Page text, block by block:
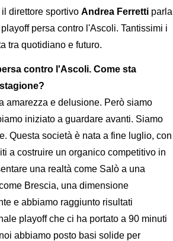
il direttore sportivo Andrea Ferretti parla
persa contro l'Ascoli. Tantissimi i
tra quotidiano e futuro.
contro l'Ascoli. Come sta
amarezza e delusione. Però siamo
iniziato a guardare avanti. Siamo
Questa società è nata a fine luglio, con
a costruire un organico competitivo in
una realtà come Salò a una
Brescia, una dimensione
e abbiamo raggiunto risultati
playoff che ci ha portato a 90 minuti
abbiamo posto basi solide per